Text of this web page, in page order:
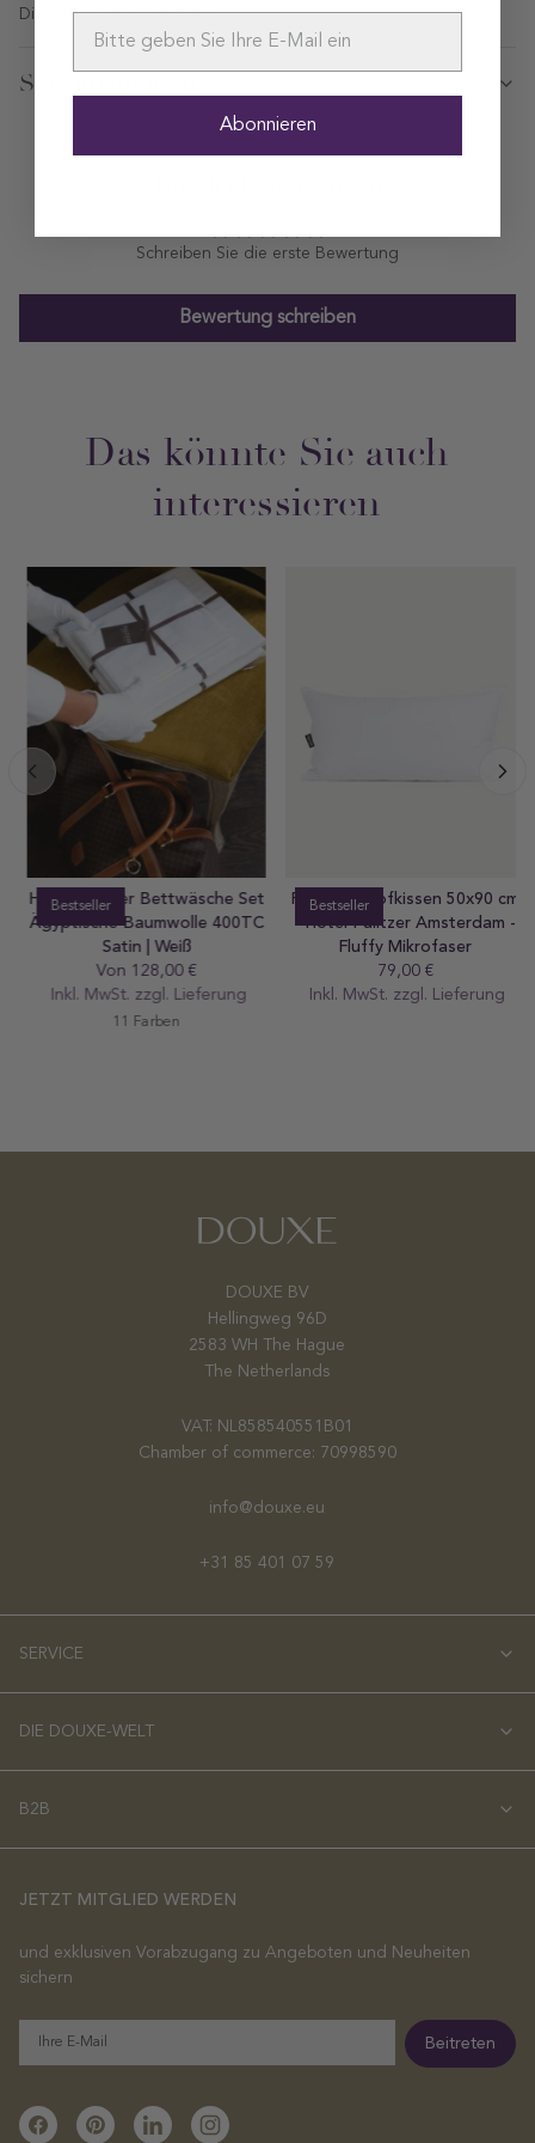
Diskretion und Stil steht.
Spezifikationen
Schreiben Sie die erste Bewertung
Bewertung schreiben
Das könnte Sie auch
interessieren
Bestseller
Hotel Pulitzer Bettwäsche Set
Ägyptische Baumwolle 400TC
Satin | Weiß
Regular
preis
Von 128,00 €
Inkl. MwSt. zzgl. Lieferung
11 Farben
Bestseller
Pulitzer Kopfkissen 50x90 cm
- Hotel Pulitzer Amsterdam -
Fluffy Mikrofaser
Regular
preis
79,00 €
Inkl. MwSt. zzgl. Lieferung
DOUXE BV
Hellingweg 96D
2583 WH The Hague
The Netherlands
VAT: NL858540551B01
Chamber of commerce: 70998590
info@douxe.eu
+31 85 401 07 59
SERVICE
DIE DOUXE-WELT
B2B
JETZT MITGLIED WERDEN
und exklusiven Vorabzugang zu Angeboten und Neuheiten
sichern
Beitreten
Abonnieren